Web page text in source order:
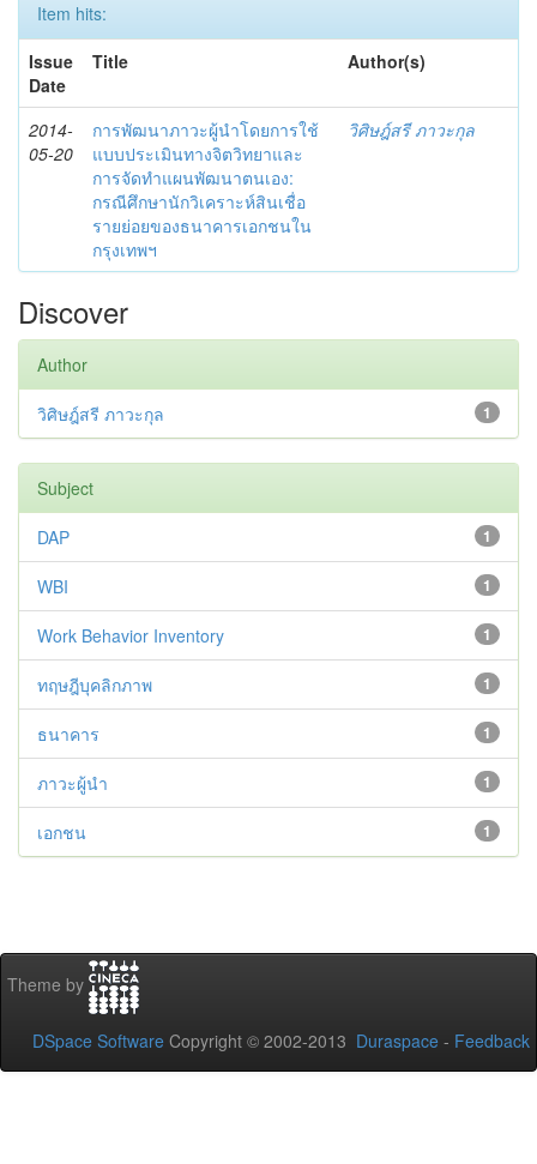
Item hits:
Issue
Date
Title Author(s)
2014-
05-20
การพัฒนาภาวะผู้นำโดยการใช้
แบบประเมินทางจิตวิทยาและ
การจัดทำแผนพัฒนาตนเอง:
กรณีศึกษานักวิเคราะห์สินเชื่อ
รายย่อยของธนาคารเอกชนใน
กรุงเทพฯ
วิศิษฎ์สรี ภาวะกุล
Discover
Author
1
วิศิษฎ์สรี ภาวะกุล
Subject
1
DAP
1
WBI
1
Work Behavior Inventory
1
ทฤษฎีบุคลิกภาพ
1
ธนาคาร
1
ภาวะผู้นำ
1
เอกชน
Theme by
DSpace Software Copyright © 2002-2013 Duraspace - Feedback